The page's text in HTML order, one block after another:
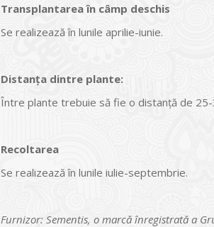
Transplantarea în câmp deschis
Se realizează în lunile aprilie-iunie.
Distanţa dintre plante:
Între plante trebuie să fie o distanţă de
Recoltarea
Se realizează în lunile iulie-septembrie.
Furnizor: Sementis, o marcă înregistrată a